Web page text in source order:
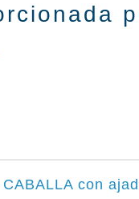
CABALLA con